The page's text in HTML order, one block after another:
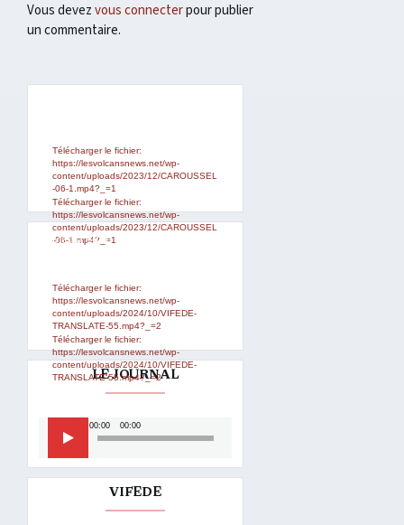
Vous devezvous connecterpour publier
un commentaire.
Télécharger le fichier:
https://lesvolcansnews.net/wp-
content/uploads/2023/12/CAROUSSEL
-06-1.mp4?_=1
Télécharger le fichier:
https://lesvolcansnews.net/wp-
content/uploads/2023/12/CAROUSSEL
-06-1.mp4?_=1
Lecteur
Media error: Format(s) not
Télécharger le fichier:
https://lesvolcansnews.net/wp-
content/uploads/2024/10/VIFEDE-
TRANSLATE-55.mp4?_=2
Télécharger le fichier:
https://lesvolcansnews.net/wp-
content/uploads/2024/10/VIFEDE-
TRANSLATE-55.mp4?_=2
LE JOURNAL
audio
00:00 00:00
VIFEDE